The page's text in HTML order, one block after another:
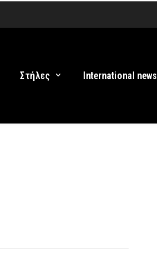
Στήλες International news